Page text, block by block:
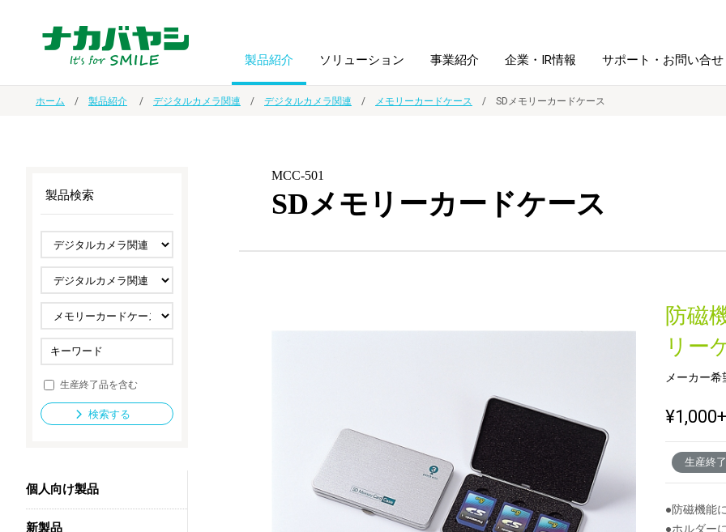
製品紹介
ノート・紙製品
ファイル・
ホルダー用品
スマートフォン・
タブレット関連
防災・
セキュリティ用品
法人向け製品 新製品一覧
ソリューション
オーダー手帳・ノベルティ制作 学校ソリューション
ドキュメントスキャニングサービス
導入事例
事業紹介 企業・IR情報
IR情報 沿革
サステナビリティ
サポート・お問い合せ
ホーム 製品紹介 デジタルカメラ関連 デジタルカメラ関連 メモリーカードケース SDメモリーカードケース
MCC-501
SDメモリーカードケース
防磁
リー
メーカー
¥1,000
生産終
●防磁機能
●ホルダー
製品検索
生産終了品を含む
検索する
個人向け製品
新製品